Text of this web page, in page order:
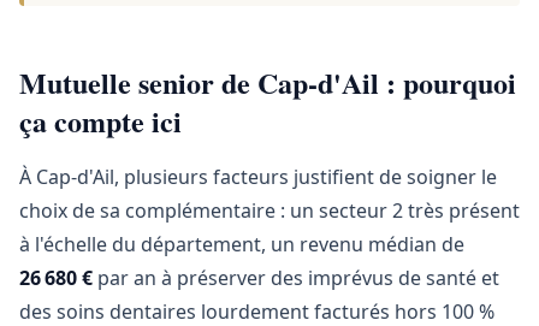
Mutuelle senior de Cap-d'Ail : pourquoi
ça compte ici
À Cap-d'Ail, plusieurs facteurs justifient de soigner le
choix de sa complémentaire : un secteur 2 très présent
à l'échelle du département, un revenu médian de
26 680 € par an à préserver des imprévus de santé et
des soins dentaires lourdement facturés hors 100 %